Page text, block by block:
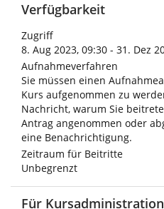
Verfügbarkeit
Zugriff
8. Aug 2023, 09:30 - 31. Dez
Aufnahmeverfahren
Sie müssen einen
Kurs aufgenommen zu
Nachricht, warum Sie
Antrag angenommen oder
eine Benachrichtigung.
Zeitraum für Beitritte
Unbegrenzt
Für